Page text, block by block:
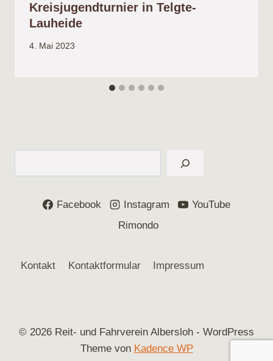
Kreisjugendturnier in Telgte-
Lauheide
4. Mai 2023
Facebook Instagram
YouTube
Rimondo
Kontakt Kontaktformular Impressum
© 2026 Reit- und Fahrverein Albersloh - WordPress
Theme von Kadence WP